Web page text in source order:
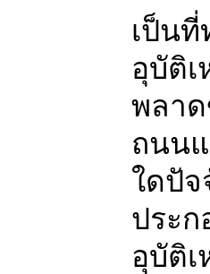
เป็น
อุบัติ
พลา
ถนน
ใดปัจ
ประ
อุบัติ